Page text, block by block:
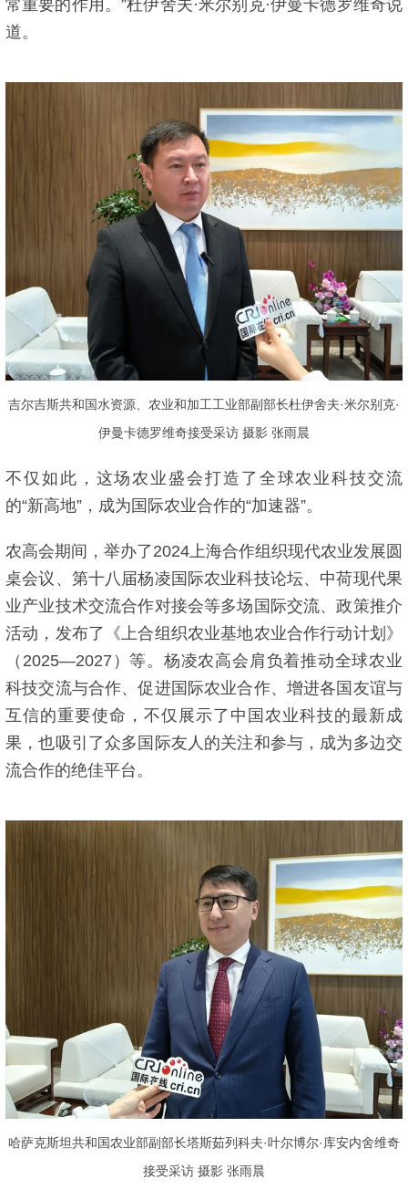
常重要的作用。”杜伊舍夫·米尔别克·伊曼卡德罗维奇说
道。
吉尔吉斯共和国水资源、农业和加工工业部副部长杜伊舍夫·米尔别克·
伊曼卡德罗维奇接受采访 摄影 张雨晨
不仅如此，这场农业盛会打造了全球农业科技交流
的“新高地”，成为国际农业合作的“加速器”。
农高会期间，举办了2024上海合作组织现代农业发展圆
桌会议、第十八届杨凌国际农业科技论坛、中荷现代果
业产业技术交流合作对接会等多场国际交流、政策推介
活动，发布了《上合组织农业基地农业合作行动计划》
（2025—2027）等。杨凌农高会肩负着推动全球农业
科技交流与合作、促进国际农业合作、增进各国友谊与
互信的重要使命，不仅展示了中国农业科技的最新成
果，也吸引了众多国际友人的关注和参与，成为多边交
流合作的绝佳平台。
哈萨克斯坦共和国农业部副部长塔斯茹列科夫·叶尔博尔·库安内舍维奇
接受采访 摄影 张雨晨